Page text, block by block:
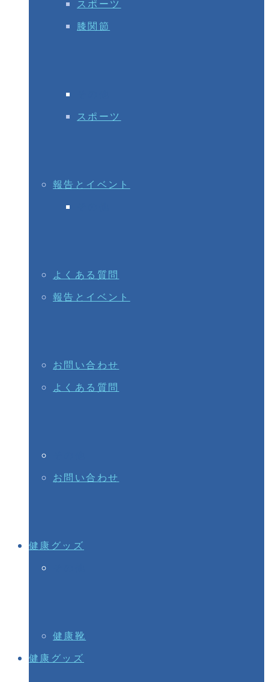
スポーツ
報告とイベント
よくある質問
お問い合わせ
健康グッズ
健康靴
膝関節
スポーツ
報告とイベント
よくある質問
お問い合わせ
健康グッズ